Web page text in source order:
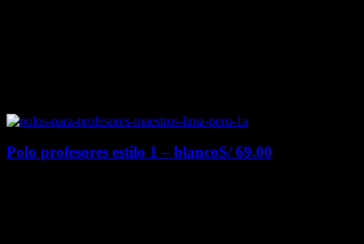
Polo profesores estilo 1 – blancoS/69.00